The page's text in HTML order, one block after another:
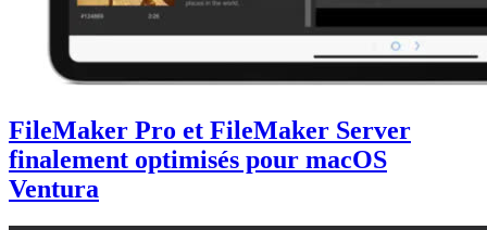
FileMaker Pro et FileMaker Server
finalement optimisés pour macOS
Ventura